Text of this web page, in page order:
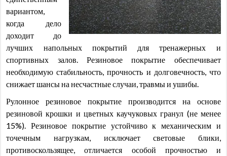
вариантом,
когда дело
доходит до
лучших напольных покрытий для тренажерных и
спортивных залов. Резиновое покрытие обеспечивает
необходимую стабильность, прочность и долговечность, что
снижает шансы на несчастные случаи, травмы и ушибы.
Рулонное резиновое покрытие производится на основе
резиновой крошки и цветных каучуковых гранул (не менее
15%). Резиновое покрытие устойчиво к механическим и
точечным нагрузкам, исключает световые блики,
противоскользящее, отличается особой прочностью и